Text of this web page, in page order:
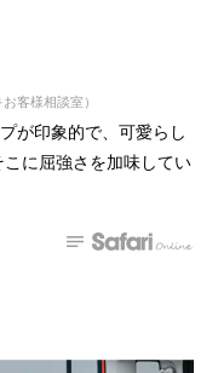
客様相談室）
が印象的で、可愛らし
に屈強さを加味してい